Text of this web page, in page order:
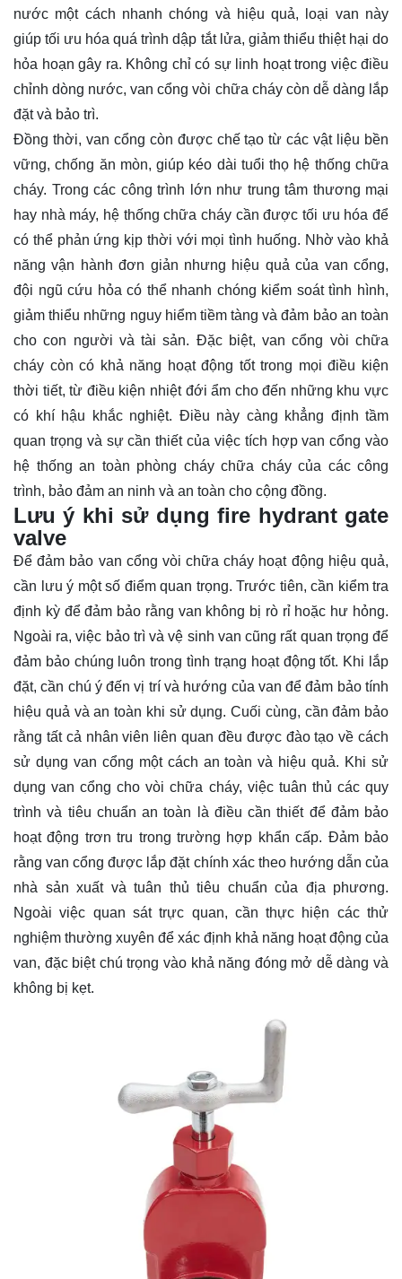
nước một cách nhanh chóng và hiệu quả, loại van này
giúp tối ưu hóa quá trình dập tắt lửa, giảm thiểu thiệt hại do
hỏa hoạn gây ra. Không chỉ có sự linh hoạt trong việc điều
chỉnh dòng nước, van cổng vòi chữa cháy còn dễ dàng lắp
đặt và bảo trì.
Đồng thời, van cổng còn được chế tạo từ các vật liệu bền
vững, chống ăn mòn, giúp kéo dài tuổi thọ hệ thống chữa
cháy. Trong các công trình lớn như trung tâm thương mại
hay nhà máy, hệ thống chữa cháy cần được tối ưu hóa để
có thể phản ứng kịp thời với mọi tình huống. Nhờ vào khả
năng vận hành đơn giản nhưng hiệu quả của van cổng,
đội ngũ cứu hỏa có thể nhanh chóng kiểm soát tình hình,
giảm thiểu những nguy hiểm tiềm tàng và đảm bảo an toàn
cho con người và tài sản. Đặc biệt, van cổng vòi chữa
cháy còn có khả năng hoạt động tốt trong mọi điều kiện
thời tiết, từ điều kiện nhiệt đới ẩm cho đến những khu vực
có khí hậu khắc nghiệt. Điều này càng khẳng định tầm
quan trọng và sự cần thiết của việc tích hợp van cổng vào
hệ thống an toàn phòng cháy chữa cháy của các công
trình, bảo đảm an ninh và an toàn cho cộng đồng.
Lưu ý khi sử dụng fire hydrant gate
valve
Để đảm bảo van cổng vòi chữa cháy hoạt động hiệu quả,
cần lưu ý một số điểm quan trọng. Trước tiên, cần kiểm tra
định kỳ để đảm bảo rằng van không bị rò rỉ hoặc hư hỏng.
Ngoài ra, việc bảo trì và vệ sinh van cũng rất quan trọng để
đảm bảo chúng luôn trong tình trạng hoạt động tốt. Khi lắp
đặt, cần chú ý đến vị trí và hướng của van để đảm bảo tính
hiệu quả và an toàn khi sử dụng. Cuối cùng, cần đảm bảo
rằng tất cả nhân viên liên quan đều được đào tạo về cách
sử dụng van cổng một cách an toàn và hiệu quả. Khi sử
dụng van cổng cho vòi chữa cháy, việc tuân thủ các quy
trình và tiêu chuẩn an toàn là điều cần thiết để đảm bảo
hoạt động trơn tru trong trường hợp khẩn cấp. Đảm bảo
rằng van cổng được lắp đặt chính xác theo hướng dẫn của
nhà sản xuất và tuân thủ tiêu chuẩn của địa phương.
Ngoài việc quan sát trực quan, cần thực hiện các thử
nghiệm thường xuyên để xác định khả năng hoạt động của
van, đặc biệt chú trọng vào khả năng đóng mở dễ dàng và
không bị kẹt.